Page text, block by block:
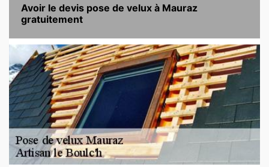
Avoir le devis pose de velux à Mauraz
gratuitement